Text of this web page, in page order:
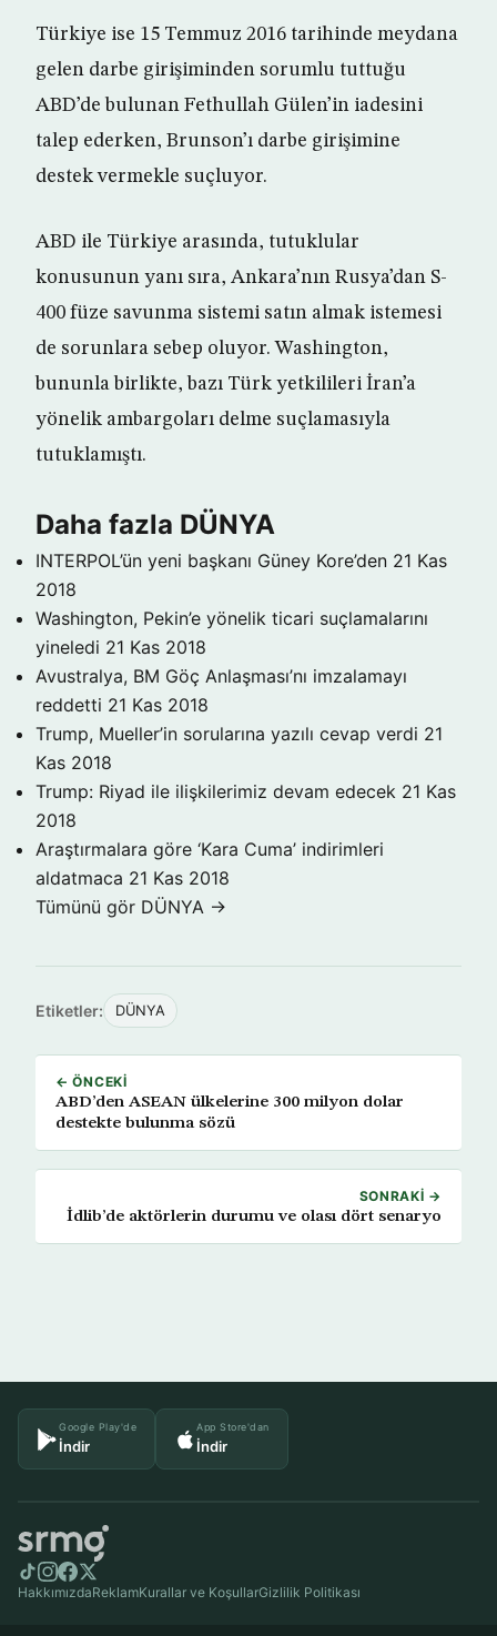
Türkiye ise 15 Temmuz 2016 tarihinde meydana
gelen darbe girişiminden sorumlu tuttuğu
ABD’de bulunan Fethullah Gülen’in iadesini
talep ederken, Brunson’ı darbe girişimine
destek vermekle suçluyor.
ABD ile Türkiye arasında, tutuklular
konusunun yanı sıra, Ankara’nın Rusya’dan S-
400 füze savunma sistemi satın almak istemesi
de sorunlara sebep oluyor. Washington,
bununla birlikte, bazı Türk yetkilileri İran’a
yönelik ambargoları delme suçlamasıyla
tutuklamıştı.
Daha fazla DÜNYA
INTERPOL’ün yeni başkanı Güney Kore’den 21 Kas
2018
Washington, Pekin’e yönelik ticari suçlamalarını
yineledi 21 Kas 2018
Avustralya, BM Göç Anlaşması’nı imzalamayı
reddetti 21 Kas 2018
Trump, Mueller’in sorularına yazılı cevap verdi 21
Kas 2018
Trump: Riyad ile ilişkilerimiz devam edecek 21 Kas
2018
Araştırmalara göre ‘Kara Cuma’ indirimleri
aldatmaca 21 Kas 2018
Tümünü gör DÜNYA →
Etiketler: DÜNYA
← ÖNCEKI
ABD’den ASEAN ülkelerine 300 milyon dolar
destekte bulunma sözü
SONRAKI →
İdlib’de aktörlerin durumu ve olası dört senaryo
Google Play'de
İndir
App Store'dan
İndir
HakkımızdaReklamKurallar ve KoşullarGizlilik Politikası